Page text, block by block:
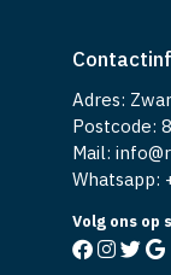
Adres:
Postcode:
Mail:
Whatsapp:
Volg ons op